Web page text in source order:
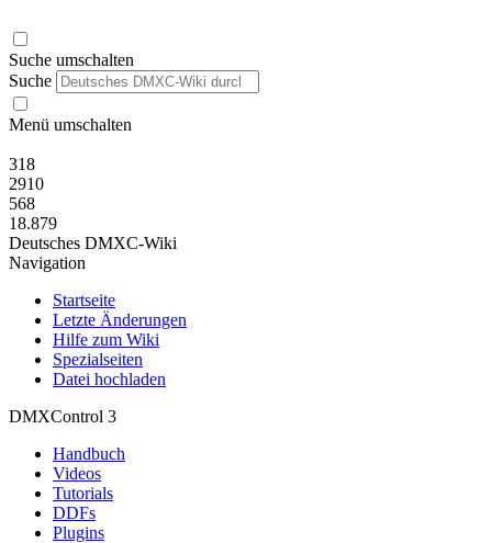
Suche umschalten
Suche
Menü umschalten
318
2910
568
18.879
Deutsches DMXC-Wiki
Navigation
Startseite
Letzte Änderungen
Hilfe zum Wiki
Spezialseiten
Datei hochladen
DMXControl 3
Handbuch
Videos
Tutorials
DDFs
Plugins